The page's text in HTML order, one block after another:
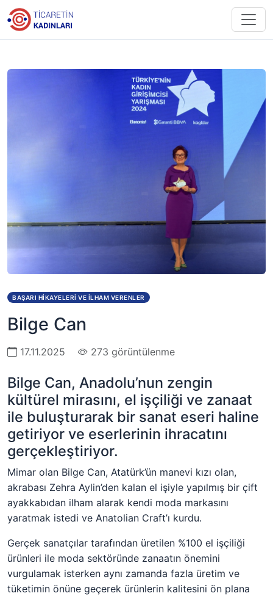
BAŞARI HIKAYELERI VE İLHAM VERENLER
Bilge Can
17.11.2025 273 görüntülenme
Bilge Can, Anadolu’nun zengin
kültürel mirasını, el işçiliği ve zanaat
ile buluşturarak bir sanat eseri haline
getiriyor ve eserlerinin ihracatını
gerçekleştiriyor.
Mimar olan Bilge Can, Atatürk’ün manevi kızı olan,
akrabası Zehra Aylin’den kalan el işiyle yapılmış bir çift
ayakkabıdan ilham alarak kendi moda markasını
yaratmak istedi ve Anatolian Craft’ı kurdu.
Gerçek sanatçılar tarafından üretilen %100 el işçiliği
ürünleri ile moda sektöründe zanaatın önemini
vurgulamak isterken aynı zamanda fazla üretim ve
tüketimin önüne geçerek ürünlerin kalitesini ön plana